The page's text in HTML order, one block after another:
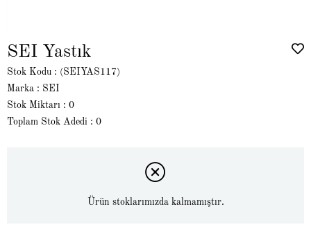
SEI Yastık
Stok Kodu
(SEIYAS117)
Marka : SEI
Stok Miktarı : 0
Toplam Stok Adedi : 0
Ürün stoklarımızda kalmamıştır.